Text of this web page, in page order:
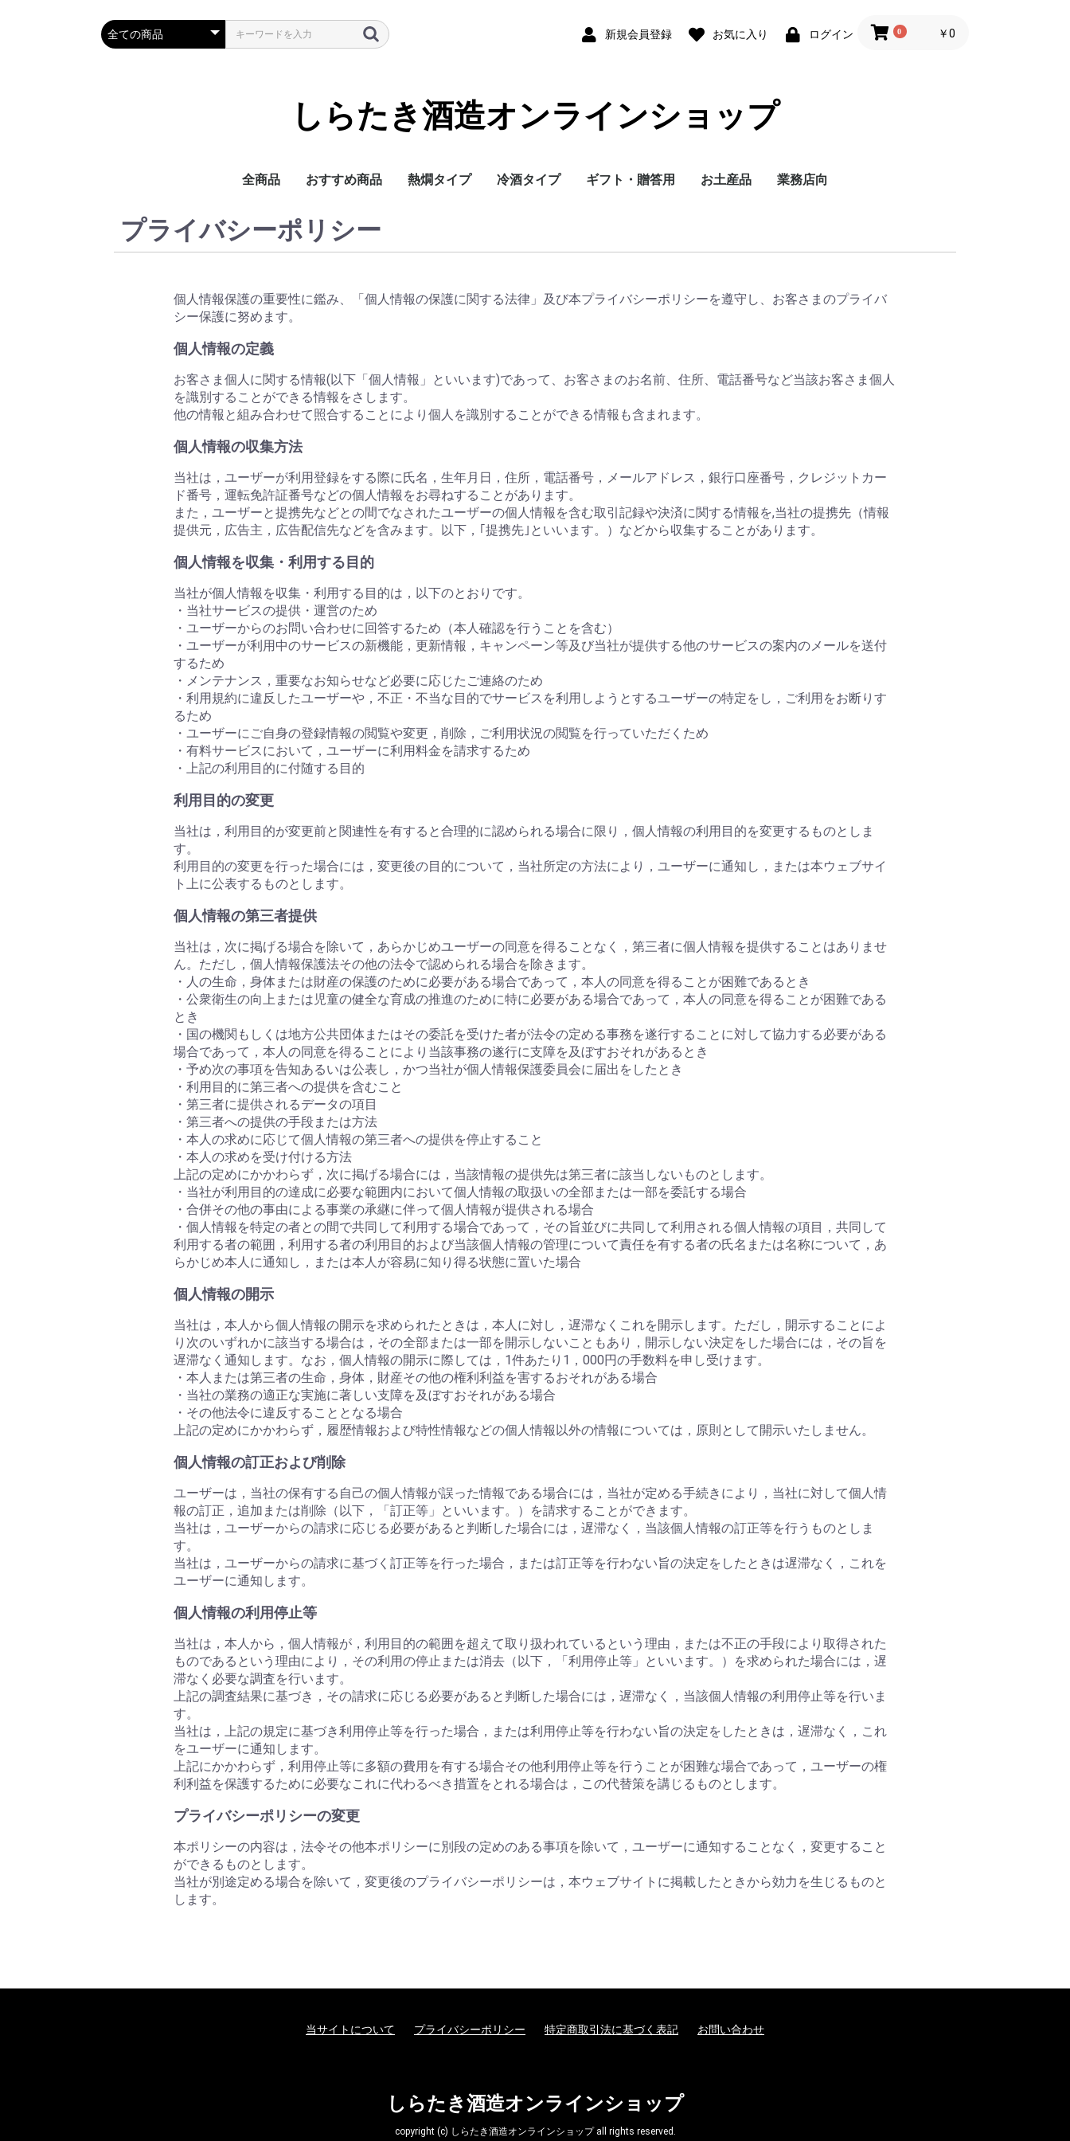
新規会員登録 お気に入り ログイン 0 ￥0
しらたき酒造オンラインショップ
全商品 おすすめ商品 熱燗タイプ 冷酒タイプ ギフト・贈答用 お土産品 業務店向
プライバシーポリシー
個人情報保護の重要性に鑑み、「個人情報の保護に関する法律」及び本プライバシーポリシーを遵守し、お客さまのプライバ
シー保護に努めます。
個人情報の定義
お客さま個人に関する情報(以下「個人情報」といいます)であって、お客さまのお名前、住所、電話番号など当該お客さま個人
を識別することができる情報をさします。
他の情報と組み合わせて照合することにより個人を識別することができる情報も含まれます。
個人情報の収集方法
当社は，ユーザーが利用登録をする際に氏名，生年月日，住所，電話番号，メールアドレス，銀行口座番号，クレジットカー
ド番号，運転免許証番号などの個人情報をお尋ねすることがあります。
また，ユーザーと提携先などとの間でなされたユーザーの個人情報を含む取引記録や決済に関する情報を,当社の提携先（情報
提供元，広告主，広告配信先などを含みます。以下，｢提携先｣といいます。）などから収集することがあります。
個人情報を収集・利用する目的
当社が個人情報を収集・利用する目的は，以下のとおりです。
・当社サービスの提供・運営のため
・ユーザーからのお問い合わせに回答するため（本人確認を行うことを含む）
・ユーザーが利用中のサービスの新機能，更新情報，キャンペーン等及び当社が提供する他のサービスの案内のメールを送付
するため
・メンテナンス，重要なお知らせなど必要に応じたご連絡のため
・利用規約に違反したユーザーや，不正・不当な目的でサービスを利用しようとするユーザーの特定をし，ご利用をお断りす
るため
・ユーザーにご自身の登録情報の閲覧や変更，削除，ご利用状況の閲覧を行っていただくため
・有料サービスにおいて，ユーザーに利用料金を請求するため
・上記の利用目的に付随する目的
利用目的の変更
当社は，利用目的が変更前と関連性を有すると合理的に認められる場合に限り，個人情報の利用目的を変更するものとしま
す。
利用目的の変更を行った場合には，変更後の目的について，当社所定の方法により，ユーザーに通知し，または本ウェブサイ
ト上に公表するものとします。
個人情報の第三者提供
当社は，次に掲げる場合を除いて，あらかじめユーザーの同意を得ることなく，第三者に個人情報を提供することはありませ
ん。ただし，個人情報保護法その他の法令で認められる場合を除きます。
・人の生命，身体または財産の保護のために必要がある場合であって，本人の同意を得ることが困難であるとき
・公衆衛生の向上または児童の健全な育成の推進のために特に必要がある場合であって，本人の同意を得ることが困難である
とき
・国の機関もしくは地方公共団体またはその委託を受けた者が法令の定める事務を遂行することに対して協力する必要がある
場合であって，本人の同意を得ることにより当該事務の遂行に支障を及ぼすおそれがあるとき
・予め次の事項を告知あるいは公表し，かつ当社が個人情報保護委員会に届出をしたとき
・利用目的に第三者への提供を含むこと
・第三者に提供されるデータの項目
・第三者への提供の手段または方法
・本人の求めに応じて個人情報の第三者への提供を停止すること
・本人の求めを受け付ける方法
上記の定めにかかわらず，次に掲げる場合には，当該情報の提供先は第三者に該当しないものとします。
・当社が利用目的の達成に必要な範囲内において個人情報の取扱いの全部または一部を委託する場合
・合併その他の事由による事業の承継に伴って個人情報が提供される場合
・個人情報を特定の者との間で共同して利用する場合であって，その旨並びに共同して利用される個人情報の項目，共同して
利用する者の範囲，利用する者の利用目的および当該個人情報の管理について責任を有する者の氏名または名称について，あ
らかじめ本人に通知し，または本人が容易に知り得る状態に置いた場合
個人情報の開示
当社は，本人から個人情報の開示を求められたときは，本人に対し，遅滞なくこれを開示します。ただし，開示することによ
り次のいずれかに該当する場合は，その全部または一部を開示しないこともあり，開示しない決定をした場合には，その旨を
遅滞なく通知します。なお，個人情報の開示に際しては，1件あたり1，000円の手数料を申し受けます。
・本人または第三者の生命，身体，財産その他の権利利益を害するおそれがある場合
・当社の業務の適正な実施に著しい支障を及ぼすおそれがある場合
・その他法令に違反することとなる場合
上記の定めにかかわらず，履歴情報および特性情報などの個人情報以外の情報については，原則として開示いたしません。
個人情報の訂正および削除
ユーザーは，当社の保有する自己の個人情報が誤った情報である場合には，当社が定める手続きにより，当社に対して個人情
報の訂正，追加または削除（以下，「訂正等」といいます。）を請求することができます。
当社は，ユーザーからの請求に応じる必要があると判断した場合には，遅滞なく，当該個人情報の訂正等を行うものとしま
す。
当社は，ユーザーからの請求に基づく訂正等を行った場合，または訂正等を行わない旨の決定をしたときは遅滞なく，これを
ユーザーに通知します。
個人情報の利用停止等
当社は，本人から，個人情報が，利用目的の範囲を超えて取り扱われているという理由，または不正の手段により取得された
ものであるという理由により，その利用の停止または消去（以下，「利用停止等」といいます。）を求められた場合には，遅
滞なく必要な調査を行います。
上記の調査結果に基づき，その請求に応じる必要があると判断した場合には，遅滞なく，当該個人情報の利用停止等を行いま
す。
当社は，上記の規定に基づき利用停止等を行った場合，または利用停止等を行わない旨の決定をしたときは，遅滞なく，これ
をユーザーに通知します。
上記にかかわらず，利用停止等に多額の費用を有する場合その他利用停止等を行うことが困難な場合であって，ユーザーの権
利利益を保護するために必要なこれに代わるべき措置をとれる場合は，この代替策を講じるものとします。
プライバシーポリシーの変更
本ポリシーの内容は，法令その他本ポリシーに別段の定めのある事項を除いて，ユーザーに通知することなく，変更すること
ができるものとします。
当社が別途定める場合を除いて，変更後のプライバシーポリシーは，本ウェブサイトに掲載したときから効力を生じるものと
します。
当サイトについて プライバシーポリシー 特定商取引法に基づく表記 お問い合わせ
しらたき酒造オンラインショップ
copyright (c) しらたき酒造オンラインショップ all rights reserved.